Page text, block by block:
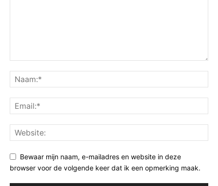
Bewaar mijn naam, e-mailadres en website in deze
browser voor de volgende keer dat ik een opmerking maak.